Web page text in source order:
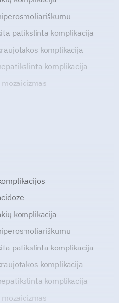
patikslinta komplikacija
komplikacija
komplikacija
komplikacija
patikslinta komplikacija
komplikacija
komplikacija